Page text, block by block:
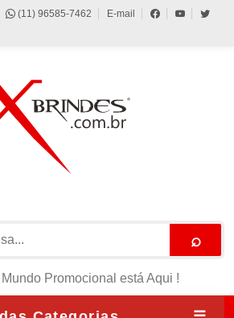
(11) 96585-7462 E-mail
⌕
Promocional está Aqui !